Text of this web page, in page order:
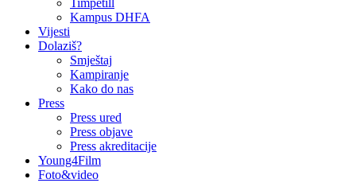
Timpetill
Kampus DHFA
Vijesti
Dolaziš?
Smještaj
Kampiranje
Kako do nas
Press
Press ured
Press objave
Press akreditacije
Young4Film
Foto&video